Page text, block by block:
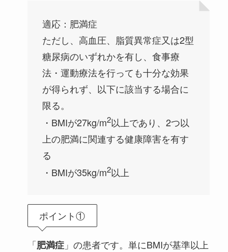
適応：肥満症
ただし、高血圧、脂質異常症又は2型
糖尿病のいずれかを有し、食事療
法・運動療法を行っても十分な効果
が得られず、以下に該当する場合に
限る。
・BMIが27kg/m2以上であり、2つ以
上の肥満に関連する健康障害を有す
る
・BMIが35kg/m2以上
ポイント①
「肥満症」の患者です。単にBMIが基準以上